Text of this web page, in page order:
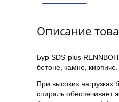
Описание
Бур SDS-plus
бетоне, камне,
При высоких
спираль обеспечивает